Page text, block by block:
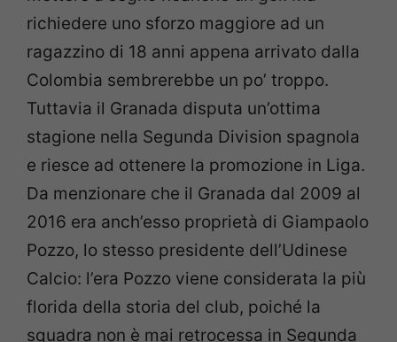
richiedere uno sforzo maggiore ad un
ragazzino di 18 anni appena arrivato dalla
Colombia sembrerebbe un po’ troppo.
Tuttavia il Granada disputa un’ottima
stagione nella Segunda Division spagnola
e riesce ad ottenere la promozione in Liga.
Da menzionare che il Granada dal 2009 al
2016 era anch’esso proprietà di Giampaolo
Pozzo, lo stesso presidente dell’Udinese
Calcio: l’era Pozzo viene considerata la più
florida della storia del club, poiché la
squadra non è mai retrocessa in Segunda